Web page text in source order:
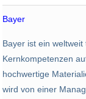
Bayer
106.200
Bayer ist ein
Kernkompetenzen
hochwertige
wird von einer